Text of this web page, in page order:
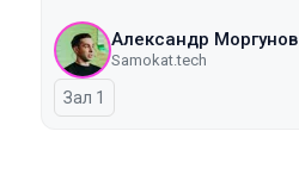
Александр Моргунов
Samokat.tech
Зал 1